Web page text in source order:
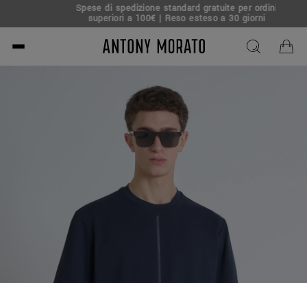
Spese di spedizione standard gratuite per ordini
superiori a 100€ | Reso esteso a 30 giorni
Antony Morato - Official